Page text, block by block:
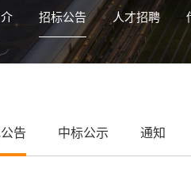
招标公告 人才招聘
告 中标公示 通知